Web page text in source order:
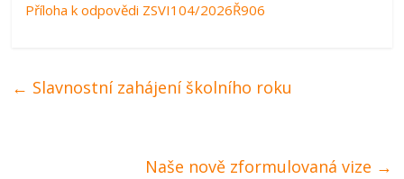
Příloha k odpovědi ZSVI104/2026Ř906
← Slavnostní zahájení školního roku
Naše nově zformulovaná vize →